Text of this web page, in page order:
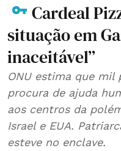
Cardeal
situação em
inaceitável”
ONU estima que mil
procura de ajuda
aos centros da
Israel e EUA.
esteve no enclave.